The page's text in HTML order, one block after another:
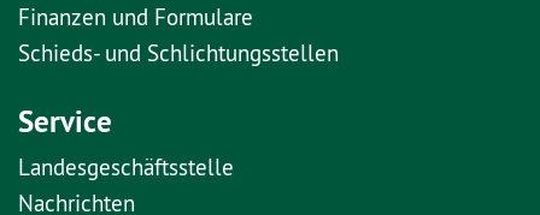
Finanzen und Formulare
Schieds- und Schlichtungsstellen
Service
Landesgeschäftsstelle
Nachrichten